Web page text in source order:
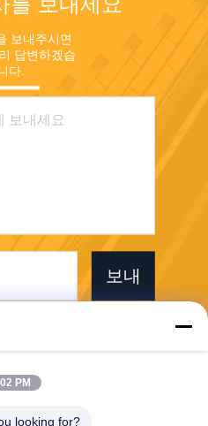
보내주시면
답변하겠습
다.
보내
South Environment
PM
looking for?